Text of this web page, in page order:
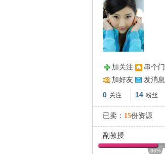
加关注
串个门
加好友
发消息
0 关注 14 粉丝
已卖： 15份资源
副教授
86%